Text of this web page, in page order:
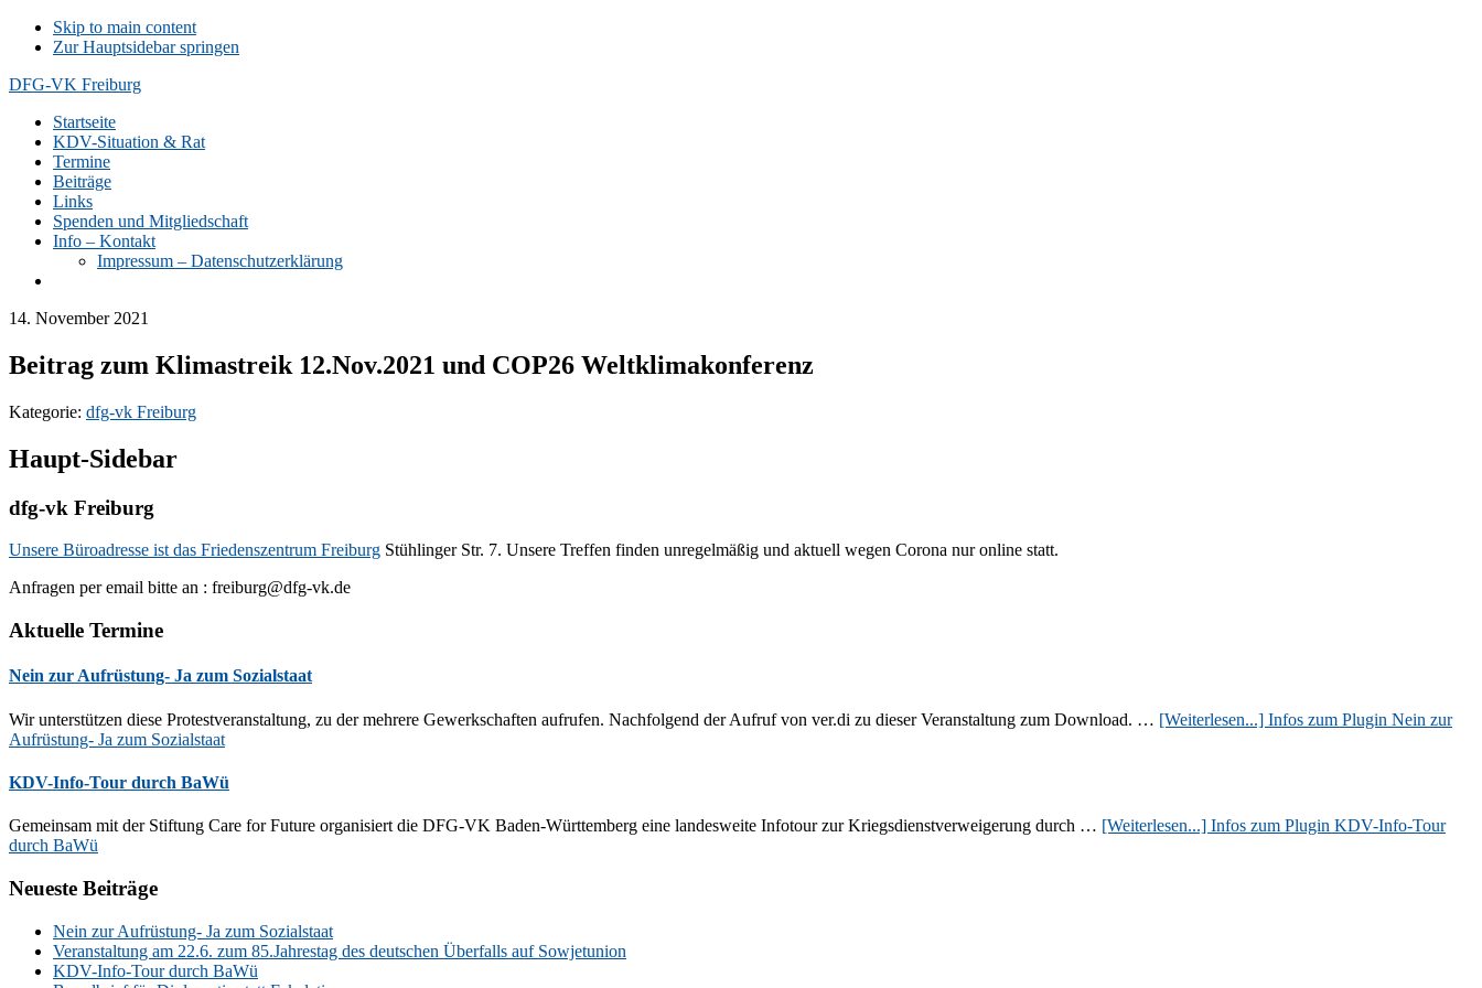
Skip to main content
Zur Hauptsidebar springen
DFG-VK Freiburg
Startseite
KDV-Situation & Rat
Termine
Beiträge
Links
Spenden und Mitgliedschaft
Info – Kontakt
Impressum – Datenschutzerklärung
14. November 2021
Beitrag zum Klimastreik 12.Nov.2021 und COP26 Weltklimakonferenz
Kategorie: dfg-vk Freiburg
Haupt-Sidebar
dfg-vk Freiburg
Unsere Büroadresse ist das Friedenszentrum Freiburg Stühlinger Str. 7. Unsere Treffen finden unregelmäßig und aktuell wegen Corona nur online statt.
Anfragen per email bitte an : freiburg@dfg-vk.de
Aktuelle Termine
Nein zur Aufrüstung- Ja zum Sozialstaat
Wir unterstützen diese Protestveranstaltung, zu der mehrere Gewerkschaften aufrufen. Nachfolgend der Aufruf von ver.di zu dieser Veranstaltung zum Download. … [Weiterlesen...] Infos zum Plugin Nein zur
Aufrüstung- Ja zum Sozialstaat
KDV-Info-Tour durch BaWü
Gemeinsam mit der Stiftung Care for Future organisiert die DFG-VK Baden-Württemberg eine landesweite Infotour zur Kriegsdienstverweigerung durch … [Weiterlesen...] Infos zum Plugin KDV-Info-Tour
durch BaWü
Neueste Beiträge
Nein zur Aufrüstung- Ja zum Sozialstaat
Veranstaltung am 22.6. zum 85.Jahrestag des deutschen Überfalls auf Sowjetunion
KDV-Info-Tour durch BaWü